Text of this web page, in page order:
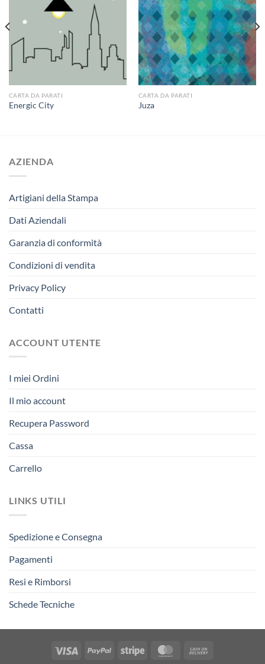
CARTA DA PARATI
Energic City
CARTA DA PARATI
Juza
AZIENDA
Artigiani della Stampa
Dati Aziendali
Garanzia di conformità
Condizioni di vendita
Privacy Policy
Contatti
ACCOUNT UTENTE
I miei Ordini
Il mio account
Recupera Password
Cassa
Carrello
LINKS UTILI
Spedizione e Consegna
Pagamenti
Resi e Rimborsi
Schede Tecniche